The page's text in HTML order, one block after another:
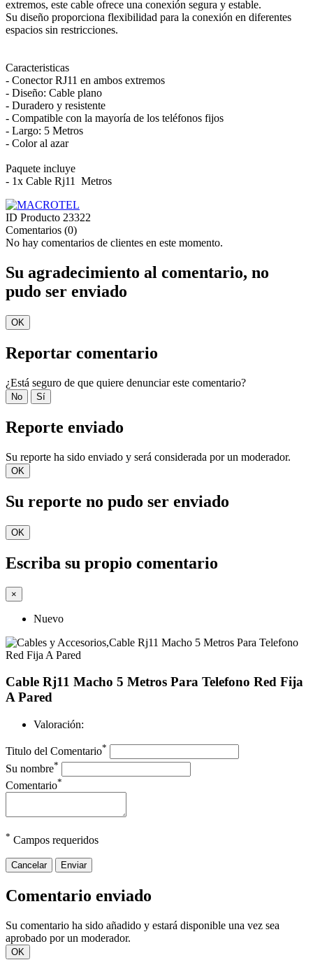
extremos, este cable ofrece una conexión segura y estable.
Su diseño proporciona flexibilidad para la conexión en diferentes
espacios sin restricciones.
Caracteristicas
- Conector RJ11 en ambos extremos
- Diseño: Cable plano
- Duradero y resistente
- Compatible con la mayoría de los teléfonos fijos
- Largo: 5 Metros
- Color al azar
Paquete incluye
- 1x Cable Rj11 Metros
ID Producto 23322
Comentarios (0)
No hay comentarios de clientes en este momento.
Su agradecimiento al comentario, no
pudo ser enviado
OK
Reportar comentario
¿Está seguro de que quiere denunciar este comentario?
No Sí
Reporte enviado
Su reporte ha sido enviado y será considerada por un moderador.
OK
Su reporte no pudo ser enviado
OK
Escriba su propio comentario
×
Nuevo
Cable Rj11 Macho 5 Metros Para Telefono Red Fija
A Pared
Valoración:
Titulo del Comentario*
Su nombre*
Comentario*
* Campos requeridos
Cancelar Enviar
Comentario enviado
Su comentario ha sido añadido y estará disponible una vez sea
aprobado por un moderador.
OK